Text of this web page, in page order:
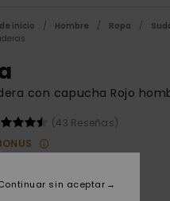
inicio Hombre Ropa
con capucha Rojo
(43 Reseñas)
€ sin aceptar